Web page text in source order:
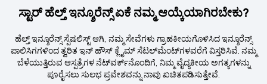
ಸ್ಟಾರ್ ಹೆಲ್ತ್ ಇನ್ಶೂರೆನ್ಸ್ ಏಕೆ ನಮ್ಮ ಆಯ್ಕೆಯಾಗಿರಬೇಕು?
ಹೆಲ್ತ್ ಇನ್ಶೂರೆನ್ಸ್ ಸ್ಪೆಷಲಿಸ್ಟ್ ಆಗಿ, ನಮ್ಮ ಸೇವೆಗಳು ಗ್ರಾಹಕೀಯಗೊಳಿಸಿದ ಇನ್ಶೂರೆನ್ಸ್
ಪಾಲಿಸಿಗಗಳಿಂದ ತ್ವರಿತ ಇನ್ ಹೌಸ್ ಕ್ಲೈಮ್ ಸೆಟಲ್‌ಮೆಂಟ್‌ಗಳವರೆಗೆ ವಿಸ್ತರಿಸಿವೆ. ನಮ್ಮ
ಬೆಳೆಯುತ್ತಿರುವ ಆಸ್ಪತ್ರೆಗಳ ನೆಟ್‌ವರ್ಕ್‌ನೊಂದಿಗೆ, ನಿಮ್ಮ ವೈದ್ಯಕೀಯ ಅಗತ್ಯಗಳನ್ನು
ಪೂರೈಸಲು ಸುಲಭ ಪ್ರವೇಶವನ್ನು ನಾವು ಖಚಿತಪಡಿಸುತ್ತೇವೆ.